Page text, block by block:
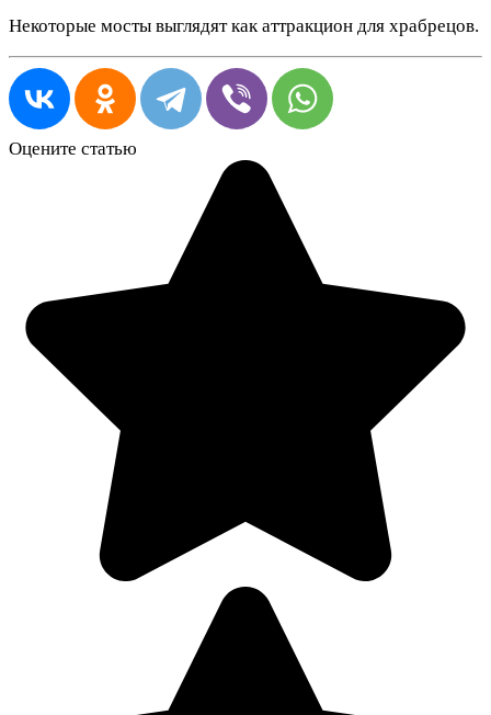
Некоторые мосты выглядят как аттракцион для храбрецов.
Оцените статью